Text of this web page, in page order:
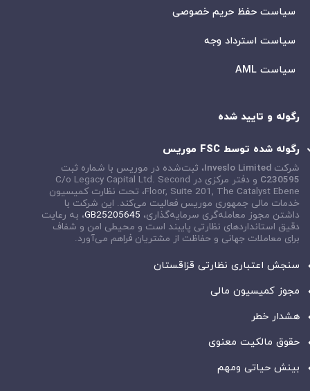
سیاست حفظ حریم خصوصی
سیاست استرداد وجه
سیاست AML
رگوله و تایید شده
رگوله شده توسط FSC موریس
شرکت Inveslo Limited، ثبت‌شده در موریس با شماره ثبت
C230595 و دفتر مرکزی در C/o Legacy Capital Ltd. Second
Floor, Suite 201, The Catalyst Ebene، تحت نظارت کمیسیون
خدمات مالی جمهوری موریس فعالیت می‌کند. این شرکت با
داشتن مجوز معامله‌گری سرمایه‌گذاری، GB25205645، به رعایت
دقیق استانداردهای نظارتی پایبند است و محیطی امن و شفاف
برای معاملات جهانی و حفاظت از مشتریان فراهم می‌آورد.
سنجش اعتباری نظارتی قزاقستان
مجوز کمیسیون مالی
هشدار خطر
حقوق مالکیت معنوی
بینش حیاتی ومهم